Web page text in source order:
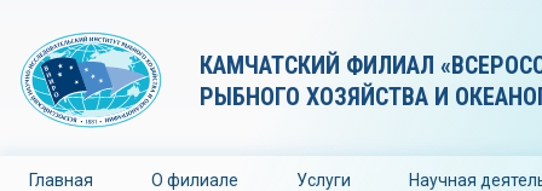
КАМЧАТСКИЙ ФИЛИАЛ
РЫБНОГО ХОЗЯЙСТВА И
Главная О филиале Услуги Научная